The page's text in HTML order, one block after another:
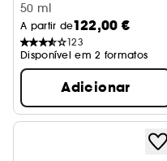
recarregável
50 ml
A partir de122,00 €
123
Disponível em 2 formatos
Adicionar